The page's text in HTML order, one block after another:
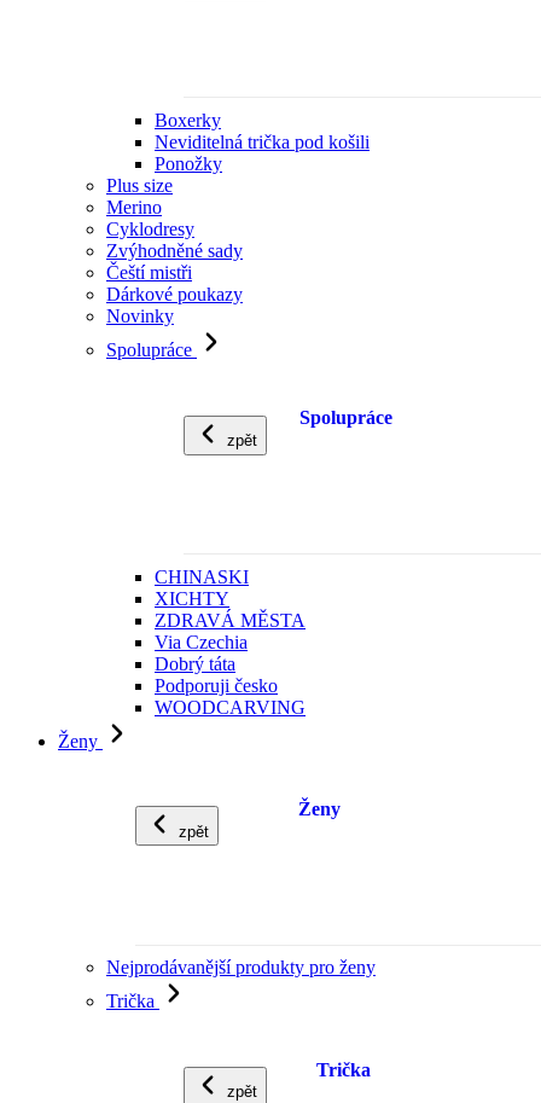
Boxerky
Neviditelná trička pod košili
Ponožky
Plus size
Merino
Cyklodresy
Zvýhodněné sady
Čeští mistři
Dárkové poukazy
Novinky
Spolupráce
zpět
Spolupráce
CHINASKI
XICHTY
ZDRAVÁ MĚSTA
Via Czechia
Dobrý táta
Podporuji česko
WOODCARVING
Ženy
zpět
Ženy
Nejprodávanější produkty pro ženy
Trička
zpět
Trička